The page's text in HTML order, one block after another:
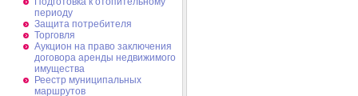
периоду
Защита потребителя
Торговля
Аукцион на право заключения
договора аренды недвижимого
имущества
Реестр муниципальных
маршрутов